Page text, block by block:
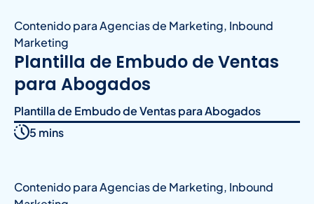
Contenido para Agencias de Marketing, Inbound
Marketing
Plantilla de Embudo de Ventas
para Abogados
Plantilla de Embudo de Ventas para Abogados
5 mins
Contenido para Agencias de Marketing, Inbound